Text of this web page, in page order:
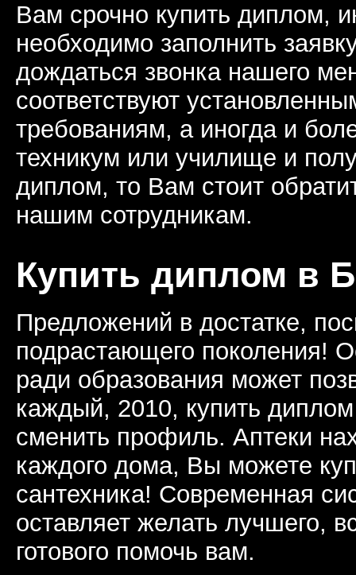
Вам срочно купить диплом,
необходимо заполнить
дождаться звонка нашего
соответствуют
требованиям, а иногда и
техникум или училище и
диплом, то Вам стоит
нашим сотрудникам.
Купить диплом в
Предложений в достатке,
подрастающего поколения!
ради образования может
каждый, 2010, купить диплом
сменить профиль. Аптеки
каждого дома, Вы можете
сантехника! Современная
оставляет желать лучшего,
готового помочь вам.